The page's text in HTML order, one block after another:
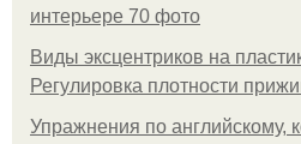
интерьере 70 фото
Виды эксцентриков на
Регулировка плотности
Упражнения по английскому,